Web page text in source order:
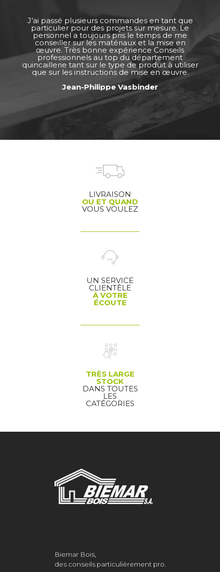
J’ai passé plusieurs commandes en tant que
particulier pour des projets sur mesure. Le
personnel a toujours pris le temps de me
conseiller sur les matériaux et la mise en
œuvre. Très bonne expérience Conseils
professionnels au top du département
quincaillerie tant sur le type de produit à utiliser
que sur les instructions de mise en œuvre.
Jean-Philippe Vasbinder
LIVRAISON
OU ET QUAND
VOUS VOULEZ
UN SERVICE
CLIENTÈLE
À VOTRE
ÉCOUTE
TRÈS LARGE
STOCK
DANS TOUTES
LES
CATÉGORIES
Biemar Bois,
des conseils particulièrement pro.